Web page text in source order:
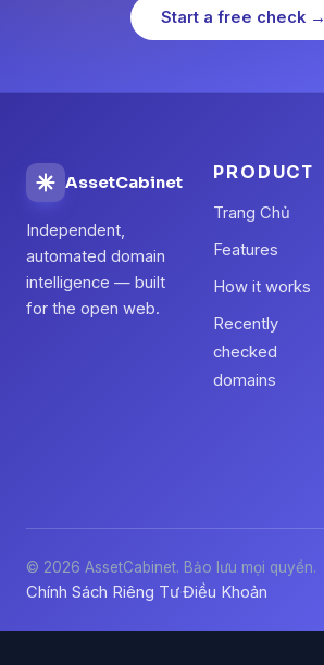
Start a free check →
AssetCabinet
Independent,
automated domain
intelligence — built
for the open web.
PRODUCT
Trang Chủ
Features
How it works
Recently
checked
domains
© 2026 AssetCabinet. Bảo lưu mọi quyền.
Chính Sách Riêng Tư·Điều Khoản